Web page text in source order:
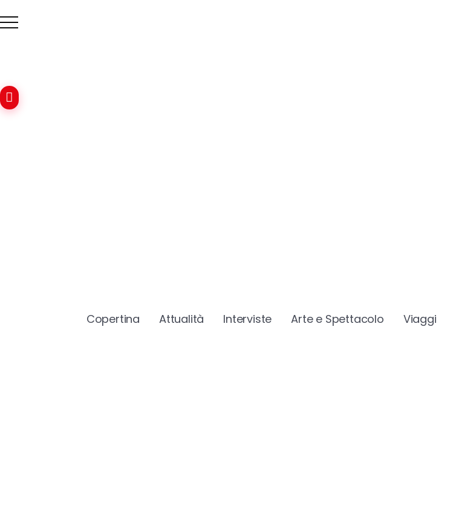
Copertina Attualità Interviste Arte e Spettacolo Viaggi